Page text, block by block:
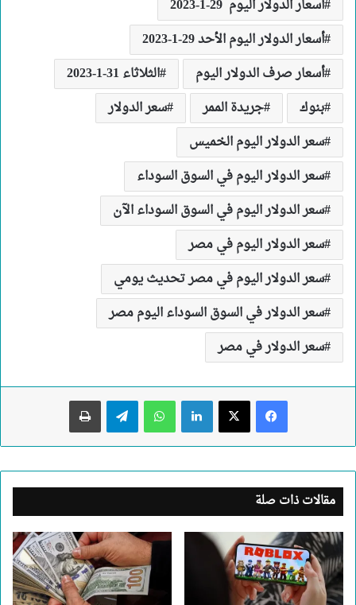
أسعار الدولار اليوم 29-1-2023
أسعار الدولار اليوم الأحد 29-1-2023
أسعار صرف الدولار اليوم
الثلاثاء 31-1-2023
بنوك
جريدة الممر
سعر الدولار
سعر الدولار اليوم الخميس
سعر الدولار اليوم في السوق السوداء
سعر الدولار اليوم في السوق السوداء الآن
سعر الدولار اليوم في مصر
سعر الدولار اليوم في مصر تحديث يومي
سعر الدولار في السوق السوداء اليوم مصر
سعر الدولار في مصر
لينكدإن واتساب تيلقرام طباعة
مقالات ذات صلة